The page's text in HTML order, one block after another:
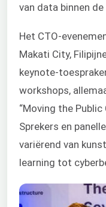
van data binnen de
Het CTO-
Makati City,
keynote-
workshops,
“Moving the
Sprekers en
variërend van
learning tot